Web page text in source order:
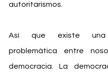
autoritarismos.
Así que existe una
problemática entre
democracia. La